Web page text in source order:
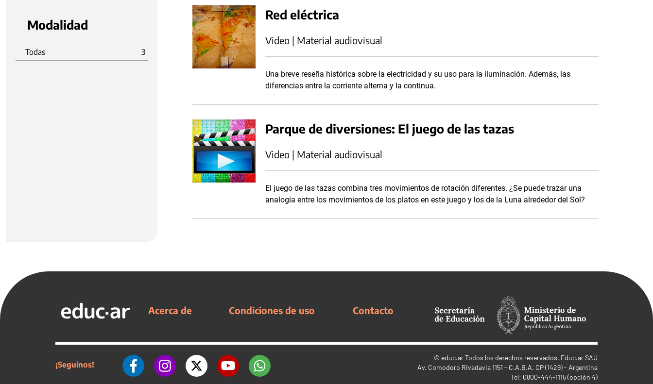
Modalidad
Todas 3
Red eléctrica
Video | Material audiovisual
Una breve reseña histórica sobre la electricidad y su uso para la iluminación. Además, las
diferencias entre la corriente alterna y la continua.
Parque de diversiones: El juego de las tazas
Video | Material audiovisual
El juego de las tazas combina tres movimientos de rotación diferentes. ¿Se puede trazar una
analogía entre los movimientos de los platos en este juego y los de la Luna alrededor del Sol?
Acerca de Condiciones de uso Contacto
¡Seguinos!
© educ.arTodos los derechos reservados. Educ.ar SAU
Av. Comodoro Rivadavia 1151 - C.A.B.A. CP (1429) - Argentina
Tel: 0800-444-1115 (opción 4)